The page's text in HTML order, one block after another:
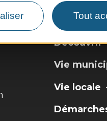
Tout
Découvrir
Vie
Vie locale